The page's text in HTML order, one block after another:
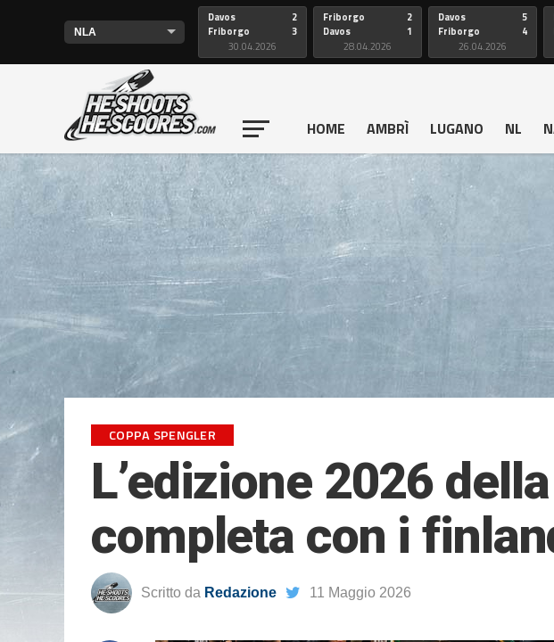
Davos
Friborgo
2
3
30.04.2026
Friborgo
Davos
2
1
28.04.2026
Davos
Friborgo
5
4
26.04.2026
HOME AMBRÌ LUGANO NL
COPPA SPENGLER
L’edizione 2026
completa con i
Scritto da Redazione 11 Maggio 2026